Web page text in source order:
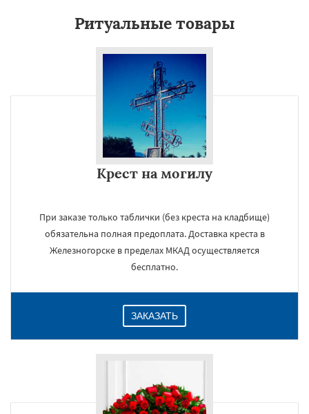
Ритуальные товары
Крест на могилу
При заказе только таблички (без креста на кладбище)
обязательна полная предоплата. Доставка креста в
Железногорске в пределах МКАД осуществляется
бесплатно.
ЗАКАЗАТЬ